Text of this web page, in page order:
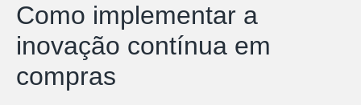
Como implementar a
inovação contínua em
compras